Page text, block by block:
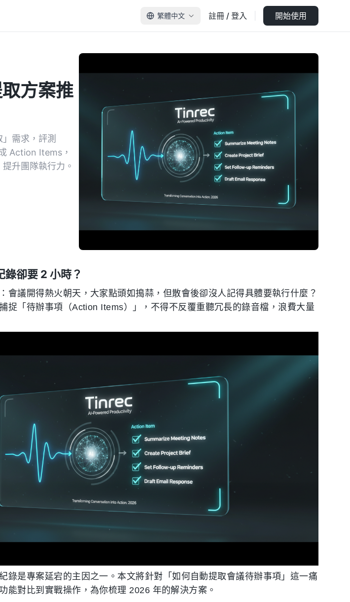
繁體中文 註冊 / 登入 開始使用
方案推
需求，評測
Action Items，
升團隊執行力。
錄卻要 2 小時？
會議開得熱火朝天，大家點頭如搗蒜，但散會後卻沒人記得具體要執行什麼？
捉「待辦事項（Action Items）」，不得不反覆重聽冗長的錄音檔，浪費大量
錄是專案延宕的主因之一。本文將針對「如何自動提取會議待辦事項」這一痛
能對比到實戰操作，為你梳理 2026 年的解決方案。